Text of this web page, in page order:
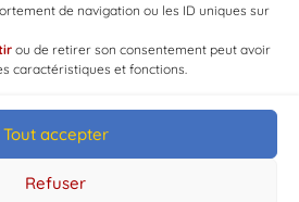
de navigation ou les ID uniques sur
ou de retirer son consentement peut avoir
caractéristiques et fonctions.
Tout accepter
Refuser
[2004-2024] | Tous droits réservés.
byWEB3-DESIGN